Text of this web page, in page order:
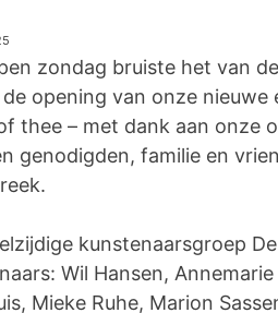
zondag bruiste het van
opening van onze
thee – met dank aan onze
genodigden, familie en
kunstenaarsgroep
Wil Hansen,
Mieke Ruhe, Marion